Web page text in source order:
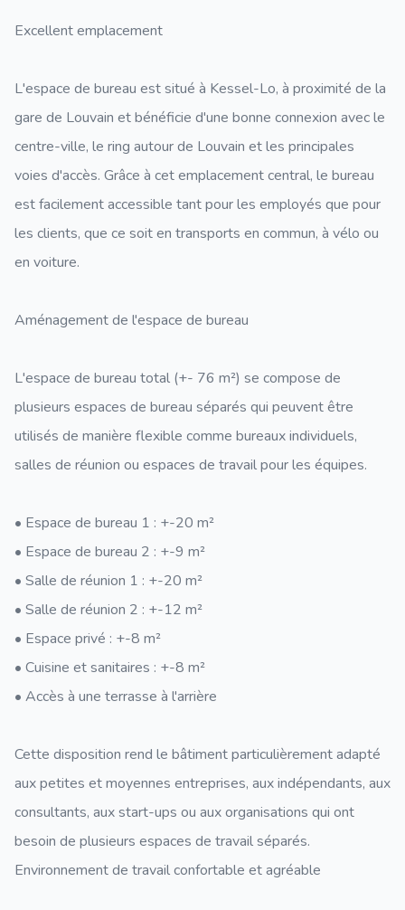
Excellent emplacement
L'espace de bureau est situé à Kessel-Lo, à proximité de la
gare de Louvain et bénéficie d'une bonne connexion avec le
centre-ville, le ring autour de Louvain et les principales
voies d'accès. Grâce à cet emplacement central, le bureau
est facilement accessible tant pour les employés que pour
les clients, que ce soit en transports en commun, à vélo ou
en voiture.
Aménagement de l'espace de bureau
L'espace de bureau total (+- 76 m²) se compose de
plusieurs espaces de bureau séparés qui peuvent être
utilisés de manière flexible comme bureaux individuels,
salles de réunion ou espaces de travail pour les équipes.
• Espace de bureau 1 : +-20 m²
• Espace de bureau 2 : +-9 m²
• Salle de réunion 1 : +-20 m²
• Salle de réunion 2 : +-12 m²
• Espace privé : +-8 m²
• Cuisine et sanitaires : +-8 m²
• Accès à une terrasse à l'arrière
Cette disposition rend le bâtiment particulièrement adapté
aux petites et moyennes entreprises, aux indépendants, aux
consultants, aux start-ups ou aux organisations qui ont
besoin de plusieurs espaces de travail séparés.
Environnement de travail confortable et agréable